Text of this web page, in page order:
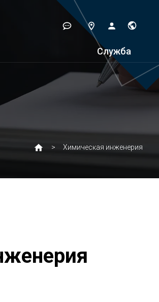
Служба
Химическая инженерия